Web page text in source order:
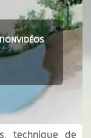
VIDÉOS
technique de